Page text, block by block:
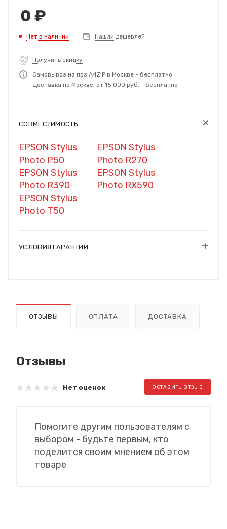
0 ₽
Нет в наличии Нашли дешевле?
Получить скидку
Самовывоз из пвз A4ZIP в Москве - бесплатно
Доставка по Москве, от 15 000 руб. - бесплатно
СОВМЕСТИМОСТЬ
EPSON Stylus
Photo P50
EPSON Stylus
Photo R270
EPSON Stylus
Photo R390
EPSON Stylus
Photo RX590
EPSON Stylus
Photo T50
УСЛОВИЯ ГАРАНТИИ
ОТЗЫВЫ ОПЛАТА ДОСТАВКА
Отзывы
Нет оценок ОСТАВИТЬ ОТЗЫВ
Помогите другим пользователям с
выбором - будьте первым, кто
поделится своим мнением об этом
товаре